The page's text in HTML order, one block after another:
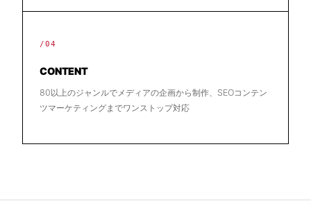
/04
CONTENT
80以上のジャンルでメディアの企画から制作、SEOコンテン
ツマーケティングまでワンストップ対応